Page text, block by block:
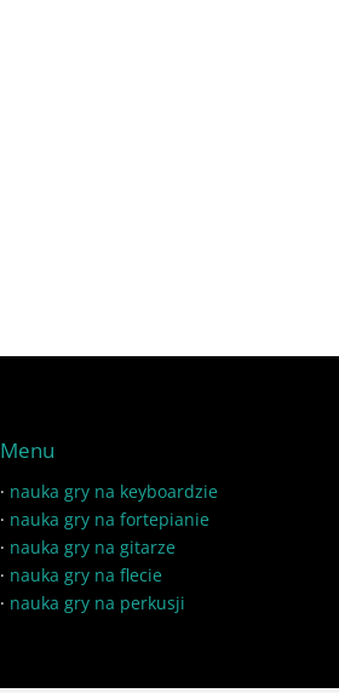
Menu
· nauka gry na keyboardzie
· nauka gry na fortepianie
· nauka gry na gitarze
· nauka gry na flecie
· nauka gry na perkusji